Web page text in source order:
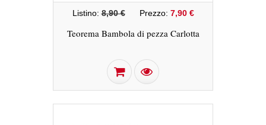
Listino:8,90 €Prezzo: 7,90 €
Teorema Bambola di pezza Carlotta